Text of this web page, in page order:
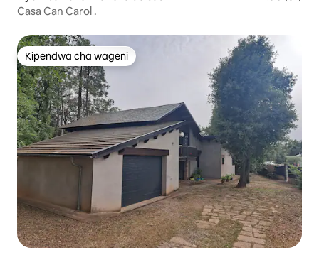
Casa Can Carol .
Kipendwa cha wageni
Kipendwa cha wageni